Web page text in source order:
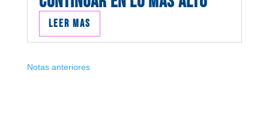
Leer mas
Notas anteriores